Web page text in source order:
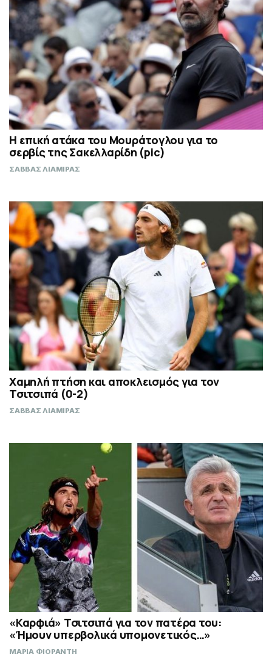
Η επική ατάκα του Μουράτογλου για το
σερβίς της Σακελλαρίδη (pic)
ΣΑΒΒΑΣ ΛΙΑΜΙΡΑΣ
Χαμηλή πτήση και αποκλεισμός για τον
Τσιτσιπά (0-2)
ΣΑΒΒΑΣ ΛΙΑΜΙΡΑΣ
«Καρφιά» Τσιτσιπά για τον πατέρα του:
«Ήμουν υπερβολικά υπομονετικός…»
ΜΑΡΙΑ ΦΙΟΡΑΝΤΗ